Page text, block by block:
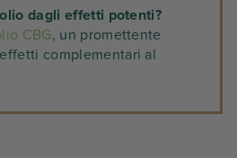
olio dagli effetti potenti?
CBG, un promettente
complementari al